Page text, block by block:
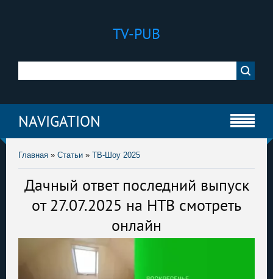
TV-PUB
NAVIGATION
Главная » Статьи » ТВ-Шоу 2025
Дачный ответ последний выпуск
от 27.07.2025 на НТВ смотреть
онлайн